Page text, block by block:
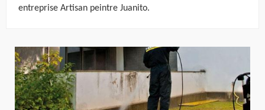
entreprise Artisan peintre Juanito.